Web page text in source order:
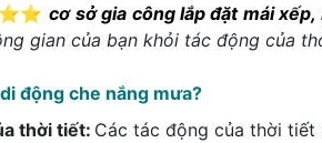
cơ sở gia công lắp đặt mái
gian của bạn khỏi tác động của
động che nắng mưa?
thời tiết: Các tác động của thời tiết